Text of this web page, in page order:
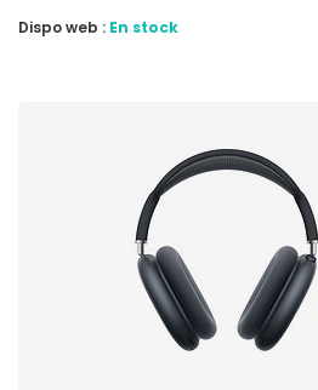
Dispo web : En stock